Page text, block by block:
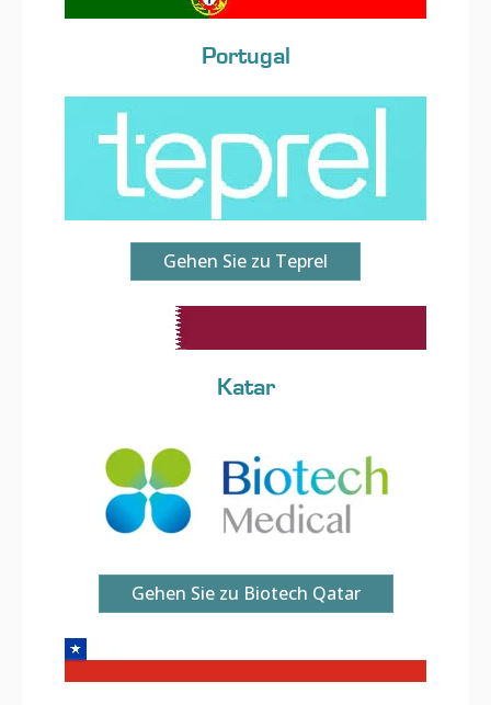
Portugal
Gehen Sie zu Teprel
Katar
Gehen Sie zu Biotech Qatar